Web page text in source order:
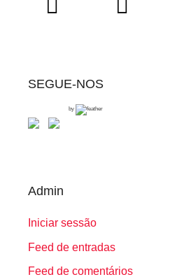
SEGUE-NOS
by
Admin
Iniciar sessão
Feed de entradas
Feed de comentários